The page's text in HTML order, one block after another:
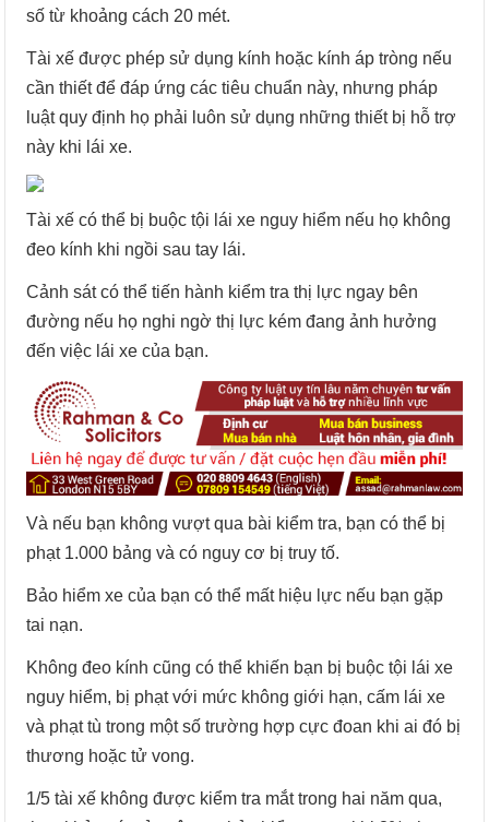
số từ khoảng cách 20 mét.
Tài xế được phép sử dụng kính hoặc kính áp tròng nếu
cần thiết để đáp ứng các tiêu chuẩn này, nhưng pháp
luật quy định họ phải luôn sử dụng những thiết bị hỗ trợ
này khi lái xe.
Tài xế có thể bị buộc tội lái xe nguy hiểm nếu họ không
đeo kính khi ngồi sau tay lái.
Cảnh sát có thể tiến hành kiểm tra thị lực ngay bên
đường nếu họ nghi ngờ thị lực kém đang ảnh hưởng
đến việc lái xe của bạn.
Và nếu bạn không vượt qua bài kiểm tra, bạn có thể bị
phạt 1.000 bảng và có nguy cơ bị truy tố.
Bảo hiểm xe của bạn có thể mất hiệu lực nếu bạn gặp
tai nạn.
Không đeo kính cũng có thể khiến bạn bị buộc tội lái xe
nguy hiểm, bị phạt với mức không giới hạn, cấm lái xe
và phạt tù trong một số trường hợp cực đoan khi ai đó bị
thương hoặc tử vong.
1/5 tài xế không được kiểm tra mắt trong hai năm qua,